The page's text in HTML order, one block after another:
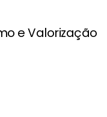
e Valorização